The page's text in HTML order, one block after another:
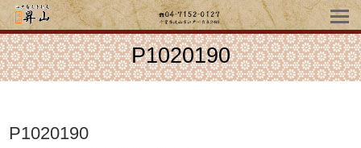
P1020190
P1020190